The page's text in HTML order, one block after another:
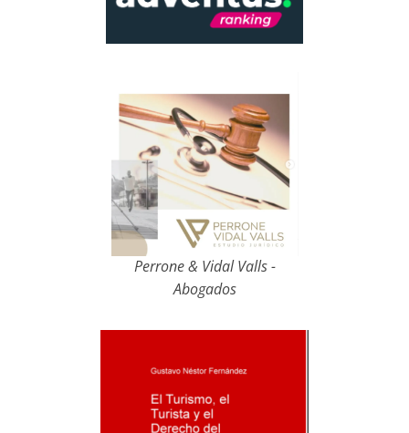
Perrone & Vidal Valls -
Abogados